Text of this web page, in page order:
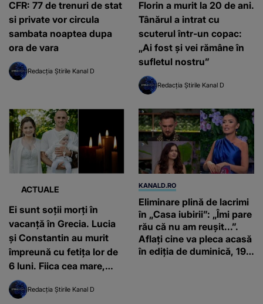
CFR: 77 de trenuri de stat
si private vor circula
sambata noaptea dupa
ora de vara
Redacția Știrile Kanal D
Florin a murit la 20 de ani.
Tânărul a intrat cu
scuterul într-un copac:
„Ai fost și vei rămâne în
sufletul nostru”
Redacția Știrile Kanal D
ACTUALE
Ei sunt soții morți în
vacanță în Grecia. Lucia
și Constantin au murit
împreună cu fetița lor de
6 luni. Fiica cea mare,
grav rănită, a rămas
singură pe lume
Redacția Știrile Kanal D
KANALD.RO
Eliminare plină de lacrimi
în „Casa iubirii”: „Îmi pare
rău că nu am reușit...”.
Aflați cine va pleca acasă
în ediția de duminică, 19